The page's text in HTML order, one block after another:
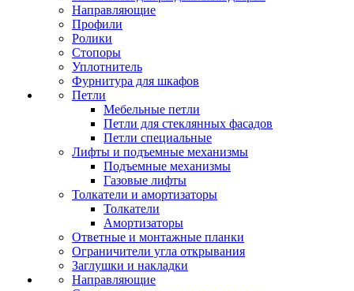
Направляющие
Профили
Ролики
Стопоры
Уплотнитель
Фурнитура для шкафов
Петли
Мебельные петли
Петли для стеклянных фасадов
Петли специальные
Лифты и подъемные механизмы
Подъемные механизмы
Газовые лифты
Толкатели и амортизаторы
Толкатели
Амортизаторы
Ответные и монтажные планки
Ограничители угла открывания
Заглушки и накладки
Направляющие